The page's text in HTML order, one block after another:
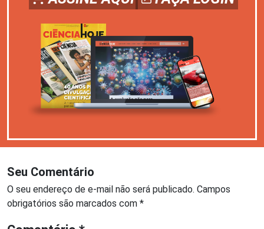
Seu Comentário
O seu endereço de e-mail não será publicado. Campos
obrigatórios são marcados com *